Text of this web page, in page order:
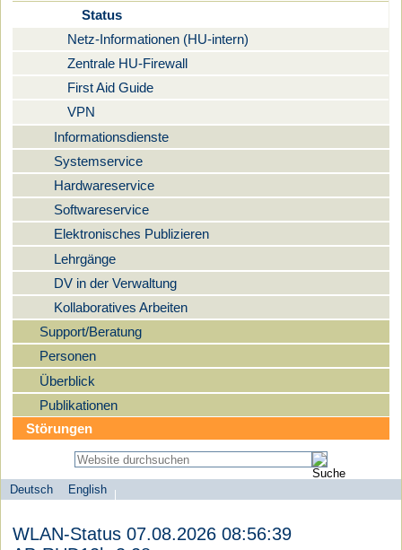
Status
Netz-Informationen (HU-intern)
Zentrale HU-Firewall
First Aid Guide
VPN
Informationsdienste
Systemservice
Hardwareservice
Softwareservice
Elektronisches Publizieren
Lehrgänge
DV in der Verwaltung
Kollaboratives Arbeiten
Support/Beratung
Personen
Überblick
Publikationen
Störungen
Sprachauswahl
Deutsch
English
search-menu
Universität
WLAN-Status 07.08.2026 08:56:39